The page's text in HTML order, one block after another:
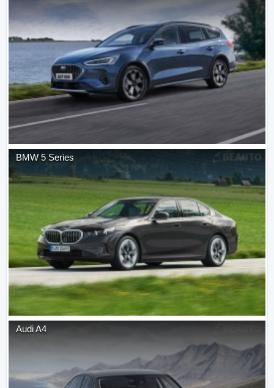
BMW 5 Series
AudiA4